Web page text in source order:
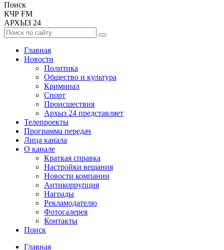
Поиск
КЧР FM
АРХЫЗ 24
Главная
Новости
Политика
Общество и культура
Криминал
Спорт
Происшествия
Архыз 24 представляет
Телепроекты
Программа передач
Лица канала
О канале
Краткая справка
Настройки вещания
Новости компании
Антикоррупция
Награды
Рекламодателю
Фотогалерея
Контакты
Поиск
Главная